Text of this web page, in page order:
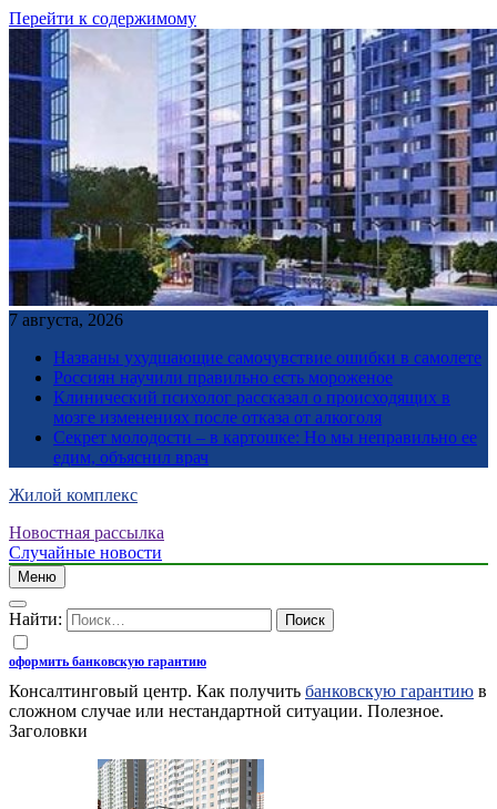
Перейти к содержимому
7 августа, 2026
Названы ухудшающие самочувствие ошибки в самолете
Россиян научили правильно есть мороженое
Клинический психолог рассказал о происходящих в
мозге изменениях после отказа от алкоголя
Секрет молодости – в картошке: Но мы неправильно ее
едим, объяснил врач
Жилой комплекс
Новостная рассылка
Случайные новости
Меню
Найти:
оформить банковскую гарантию
Консалтинговый центр. Как получить банковскую гарантию в
сложном случае или нестандартной ситуации. Полезное.
Заголовки